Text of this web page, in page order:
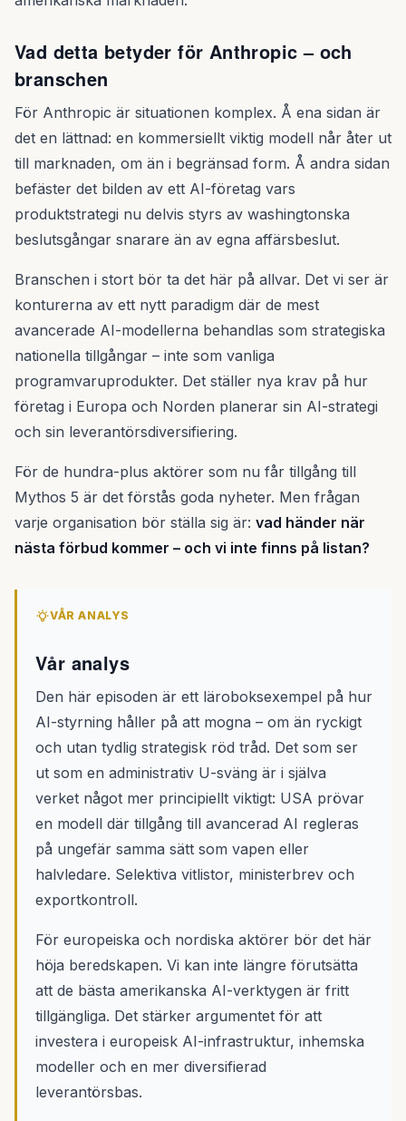
Vad detta betyder för Anthropic – och
branschen
För Anthropic är situationen komplex. Å ena sidan är
det en lättnad: en kommersiellt viktig modell når åter ut
till marknaden, om än i begränsad form. Å andra sidan
befäster det bilden av ett AI-företag vars
produktstrategi nu delvis styrs av washingtonska
beslutsgångar snarare än av egna affärsbeslut.
Branschen i stort bör ta det här på allvar. Det vi ser är
konturerna av ett nytt paradigm där de mest
avancerade AI-modellerna behandlas som strategiska
nationella tillgångar – inte som vanliga
programvaruprodukter. Det ställer nya krav på hur
företag i Europa och Norden planerar sin AI-strategi
och sin leverantörsdiversifiering.
För de hundra-plus aktörer som nu får tillgång till
Mythos 5 är det förstås goda nyheter. Men frågan
varje organisation bör ställa sig är: vad händer när
nästa förbud kommer – och vi inte finns på listan?
VÅR ANALYS
Vår analys
Den här episoden är ett läroboksexempel på hur
AI-styrning håller på att mogna – om än ryckigt
och utan tydlig strategisk röd tråd. Det som ser
ut som en administrativ U-sväng är i själva
verket något mer principiellt viktigt: USA prövar
en modell där tillgång till avancerad AI regleras
på ungefär samma sätt som vapen eller
halvledare. Selektiva vitlistor, ministerbrev och
exportkontroll.
För europeiska och nordiska aktörer bör det här
höja beredskapen. Vi kan inte längre förutsätta
att de bästa amerikanska AI-verktygen är fritt
tillgängliga. Det stärker argumentet för att
investera i europeisk AI-infrastruktur, inhemska
modeller och en mer diversifierad
leverantörsbas.